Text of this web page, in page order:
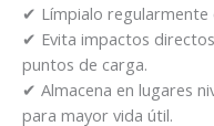
✔ Límpialo regularmente
✔ Evita impactos
puntos de carga.
✔ Almacena en lugares
para mayor vida útil.